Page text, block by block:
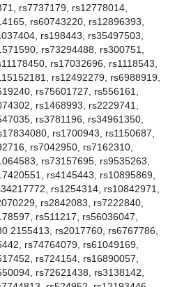
rs7737179, rs12778014,
rs60743220, rs12896393,
rs198443, rs35497503,
rs73294488, rs300751,
rs17032696, rs1118543,
rs12492279, rs6988919,
rs75601727, rs556161,
rs1468993, rs2229741,
rs3781196, rs34961350,
rs1700943, rs1150687,
rs7042950, rs7162310,
rs73157695, rs9535263,
rs4145443, rs10895869,
rs1254314, rs10842971,
rs2842083, rs7222840,
rs511217, rs56036047,
2155413, rs2017760, rs6767786,
rs74764079, rs61049169,
rs724154, rs16890057,
rs72621438, rs3138142,